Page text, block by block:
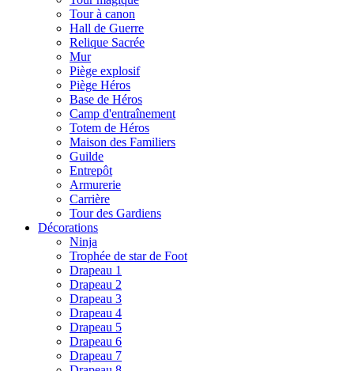
Tour à canon
Hall de Guerre
Relique Sacrée
Mur
Piège explosif
Piège Héros
Base de Héros
Camp d'entraînement
Totem de Héros
Maison des Familiers
Guilde
Entrepôt
Armurerie
Carrière
Tour des Gardiens
Décorations
Ninja
Trophée de star de Foot
Drapeau 1
Drapeau 2
Drapeau 3
Drapeau 4
Drapeau 5
Drapeau 6
Drapeau 7